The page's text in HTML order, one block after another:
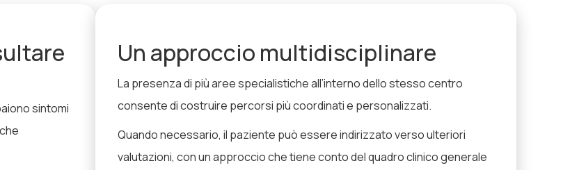
sintomi
Un approccio multidisciplinare
La presenza di più aree specialistiche all’interno dello stesso centro
consente di costruire percorsi più coordinati e personalizzati.
Quando necessario, il paziente può essere indirizzato verso ulteriori
valutazioni, con un approccio che tiene conto del quadro clinico generale